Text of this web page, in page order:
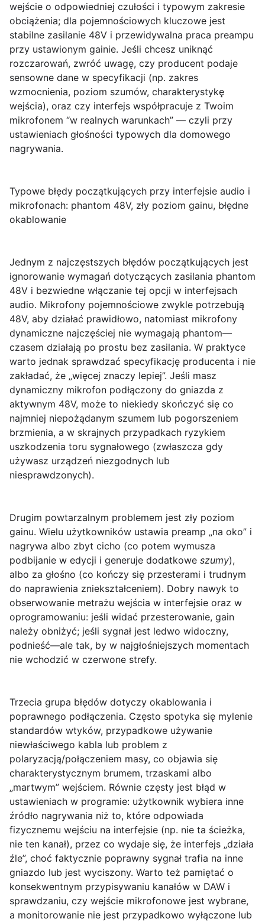
wejście o odpowiedniej czułości i typowym zakresie
obciążenia; dla pojemnościowych kluczowe jest
stabilne zasilanie 48V i przewidywalna praca preampu
przy ustawionym gainie. Jeśli chcesz uniknąć
rozczarowań, zwróć uwagę, czy producent podaje
sensowne dane w specyfikacji (np. zakres
wzmocnienia, poziom szumów, charakterystykę
wejścia), oraz czy interfejs współpracuje z Twoim
mikrofonem “w realnych warunkach” — czyli przy
ustawieniach głośności typowych dla domowego
nagrywania.
Typowe błędy początkujących przy interfejsie audio i
mikrofonach: phantom 48V, zły poziom gainu, błędne
okablowanie
Jednym z najczęstszych błędów początkujących jest
ignorowanie wymagań dotyczących zasilania phantom
48V i bezwiedne włączanie tej opcji w interfejsach
audio. Mikrofony pojemnościowe zwykle potrzebują
48V, aby działać prawidłowo, natomiast mikrofony
dynamiczne najczęściej nie wymagają phantom—
czasem działają po prostu bez zasilania. W praktyce
warto jednak sprawdzać specyfikację producenta i nie
zakładać, że „więcej znaczy lepiej”. Jeśli masz
dynamiczny mikrofon podłączony do gniazda z
aktywnym 48V, może to niekiedy skończyć się co
najmniej niepożądanym szumem lub pogorszeniem
brzmienia, a w skrajnych przypadkach ryzykiem
uszkodzenia toru sygnałowego (zwłaszcza gdy
używasz urządzeń niezgodnych lub
niesprawdzonych).
Drugim powtarzalnym problemem jest zły poziom
gainu. Wielu użytkowników ustawia preamp „na oko” i
nagrywa albo zbyt cicho (co potem wymusza
podbijanie w edycji i generuje dodatkowe szumy),
albo za głośno (co kończy się przesterami i trudnym
do naprawienia zniekształceniem). Dobry nawyk to
obserwowanie metrażu wejścia w interfejsie oraz w
oprogramowaniu: jeśli widać przesterowanie, gain
należy obniżyć; jeśli sygnał jest ledwo widoczny,
podnieść—ale tak, by w najgłośniejszych momentach
nie wchodzić w czerwone strefy.
Trzecia grupa błędów dotyczy okablowania i
poprawnego podłączenia. Często spotyka się mylenie
standardów wtyków, przypadkowe używanie
niewłaściwego kabla lub problem z
polaryzacją/połączeniem masy, co objawia się
charakterystycznym brumem, trzaskami albo
„martwym” wejściem. Równie częsty jest błąd w
ustawieniach w programie: użytkownik wybiera inne
źródło nagrywania niż to, które odpowiada
fizycznemu wejściu na interfejsie (np. nie ta ścieżka,
nie ten kanał), przez co wydaje się, że interfejs „działa
źle”, choć faktycznie poprawny sygnał trafia na inne
gniazdo lub jest wyciszony. Warto też pamiętać o
konsekwentnym przypisywaniu kanałów w DAW i
sprawdzaniu, czy wejście mikrofonowe jest wybrane,
a monitorowanie nie jest przypadkowo wyłączone lub